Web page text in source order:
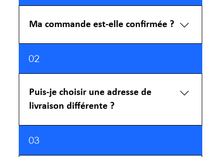
Ma commande est-elle confirmée ?
Dès que vous avez validé votre commande,
vous recevez un email à l’adresse que vous
avez indiquée. Si vous n’avez pas reçu cet
email, vérifiez dans vos indésirables et autres
spam. Comme il s’agit d’un email
02
Puis-je choisir une adresse de
livraison différente ?
Oui, c’est tout à fait possible. Lors de la
validation de votre commande, l’adresse que
03